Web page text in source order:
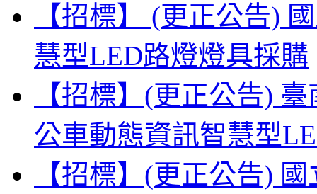
【招標】 (更正公告)
慧型LED路燈燈具採購
【招標】(更正公告)
公車動態資訊智慧型
【招標】(更正公告)